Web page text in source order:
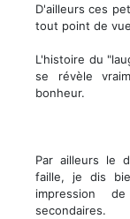
D'ailleurs ces
tout point de
L'histoire du
se révèle
bonheur.
Par ailleurs le
faille, je dis
impression
secondaires.